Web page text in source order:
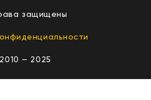
защищены
— 2025